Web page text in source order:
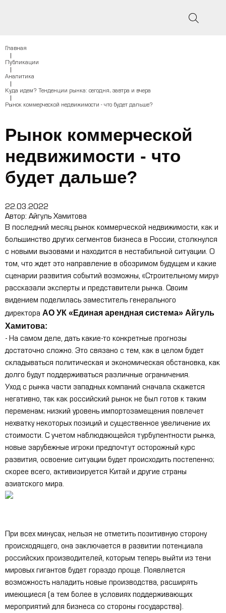
Главная
Публикации
Аналитика
Куда идем? Тенденции рынка: сегодня, завтра и вчера
Рынок коммерческой недвижимости - что будет дальше?
Рынок коммерческой
недвижимости - что
будет дальше?
22.03.2022
Автор: Айгуль Хамитова
В последний месяц рынок коммерческой недвижимости, как и
большинство других сегментов бизнеса в России, столкнулся
с новыми вызовами и находится в нестабильной ситуации. О
том, что ждет это направление в обозримом будущем и какие
сценарии развития событий возможны, «Строительному миру»
рассказали эксперты и представители рынка. Своим
видением поделилась заместитель генерального
директора АО УК «Единая арендная система» Айгуль
Хамитова:
- На самом деле, дать какие-то конкретные прогнозы
достаточно сложно. Это связано с тем, как в целом будет
складываться политическая и экономическая обстановка, как
долго будут поддерживаться различные ограничения.
Уход с рынка части западных компаний сначала скажется
негативно, так как российский рынок не был готов к таким
переменам; низкий уровень импортозамещения повлечет
нехватку некоторых позиций и существенное увеличение их
стоимости. С учетом наблюдающейся турбулентности рынка,
новые зарубежные игроки предпочтут осторожный курс
развития, освоение ситуации будет происходить постепенно;
скорее всего, активизируется Китай и другие страны
азиатского мира.
При всех минусах, нельзя не отметить позитивную сторону
происходящего, она заключается в развитии потенциала
российских производителей, которым теперь выйти из тени
мировых гигантов будет гораздо проще. Появляется
возможность наладить новые производства, расширять
имеющиеся (а тем более в условиях поддерживающих
мероприятий для бизнеса со стороны государства).